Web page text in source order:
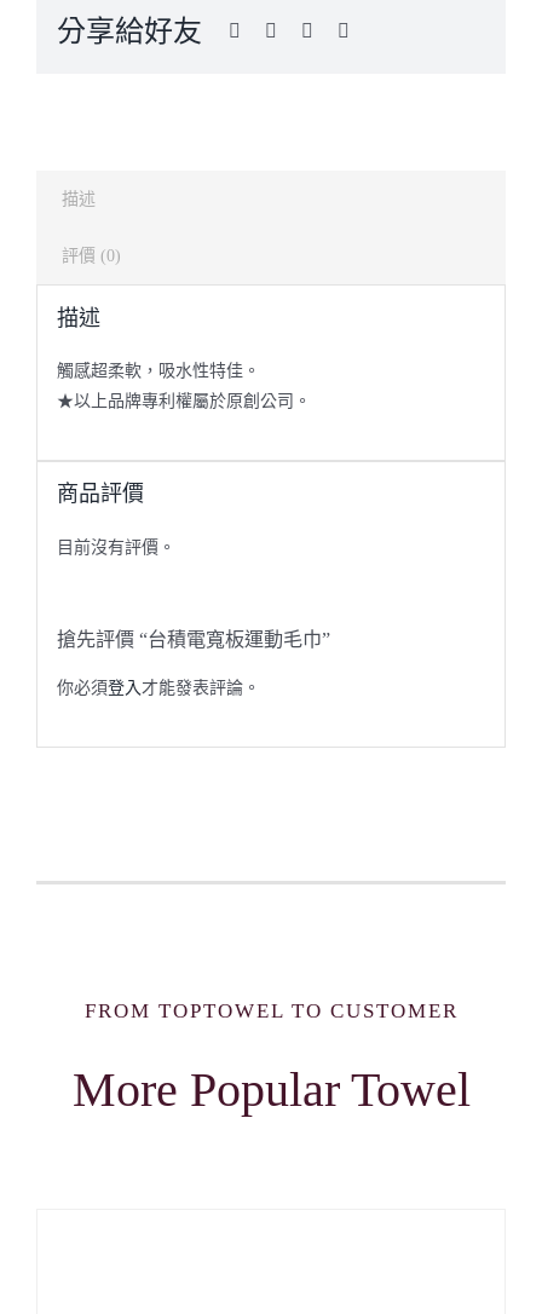
分享給好友
描述
評價 (0)
描述
觸感超柔軟，吸水性特佳。
★以上品牌專利權屬於原創公司。
商品評價
目前沒有評價。
搶先評價 “台積電寬板運動毛巾”
你必須登入才能發表評論。
FROM TOPTOWEL TO CUSTOMER
More Popular Towel